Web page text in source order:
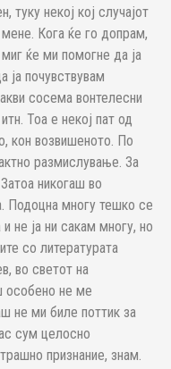
туку некој кој случајот
Кога ќе го допрам,
ќе ми помогне да ја
ја почувствувам
сосема вонтелесни
Тоа е некој пат од
кон возвишеното. По
размислување. За
никогаш во
Подоцна многу тешко се
не ја ни сакам многу, но
со литературата
во светот на
особено не ме
не ми биле поттик за
сум целосно
признание, знам.